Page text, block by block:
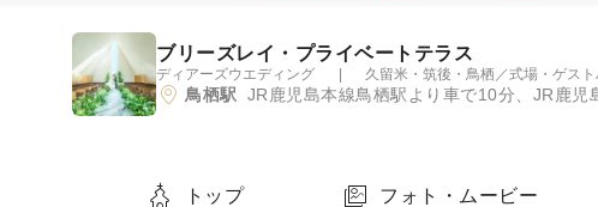
ブリーズレイ・プライベートテラス
ディアーズウエディング 久留米・筑後・鳥栖 ／式場・ゲスト
鳥栖駅 JR鹿児島本線鳥栖駅より車で10分、JR鹿
トップ フォト・ムービー